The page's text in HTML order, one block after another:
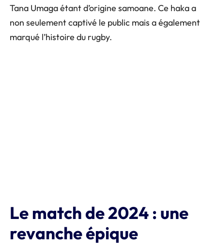
Tana Umaga étant d’origine samoane. Ce haka a
non seulement captivé le public mais a également
marqué l’histoire du rugby.
Le match de 2024 : une
revanche épique